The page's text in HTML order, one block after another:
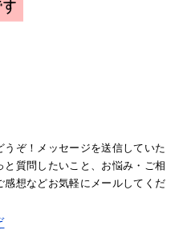
うぞ！メッセージを送信していた
質問したいこと、お悩み・ご相
想などお気軽にメールしてくだ